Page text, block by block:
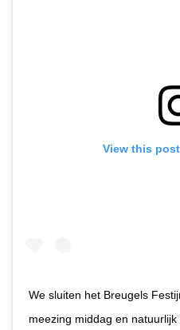
View this
We sluiten het Breugels
meezing middag en